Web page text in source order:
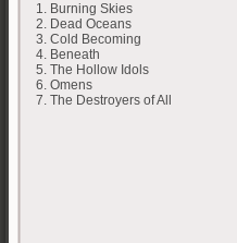
1. Burning Skies
2. Dead Oceans
3. Cold Becoming
4. Beneath
5. The Hollow Idols
6. Omens
7. The Destroyers of All